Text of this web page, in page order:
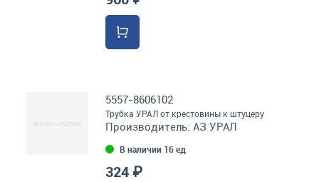
5557-8606102
Трубка УРАЛ от крестовины к штуцеру
Производитель: АЗ УРАЛ
В наличии 16 ед
324 ₽